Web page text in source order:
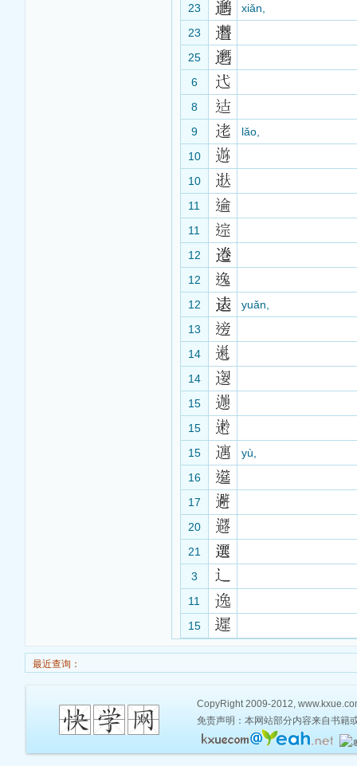
23
xiǎn,
23
25
6
8
9
lǎo,
10
10
11
11
12
12
12
yuǎn,
13
14
14
15
15
15
yù,
16
17
20
21
3
11
15
最近查询：
CopyRight 2009-2012,
免责声明：本网站部分内容来自书籍